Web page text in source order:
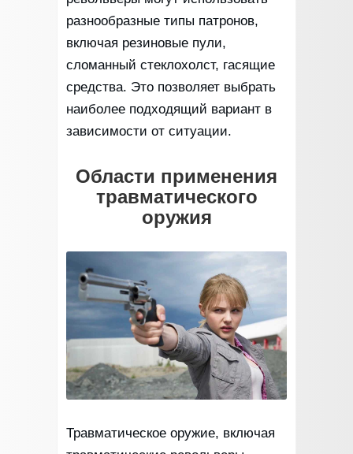
разнообразные типы патронов,
включая резиновые пули,
сломанный стеклохолст, гасящие
средства. Это позволяет выбрать
наиболее подходящий вариант в
зависимости от ситуации.
Области применения
травматического
оружия
Травматическое оружие, включая